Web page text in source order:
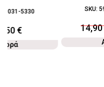
031-5330
€
SKU:
14,90